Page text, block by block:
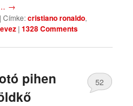
→
|Címke:cristiano ronaldo,
|1328 Comments
pihen
52